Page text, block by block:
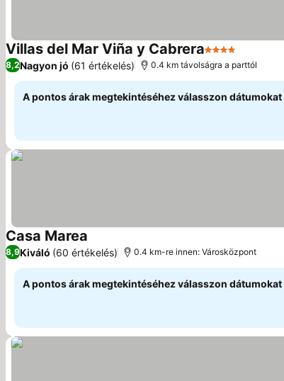
Villas del Mar Viña y Cabrera4 Kategória
8,2Nagyon jó (61 értékelés) 0.4 km távolságra a parttól
A pontos árak megtekintéséhez válasszon dátumokat
Casa Marea Árak megjelenítése
8,9Kiváló (60 értékelés) 0.4 km-re innen: Városközpont
A pontos árak megtekintéséhez válasszon dátumokat